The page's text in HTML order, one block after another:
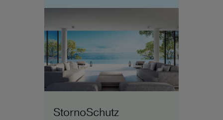
StornoSchutz